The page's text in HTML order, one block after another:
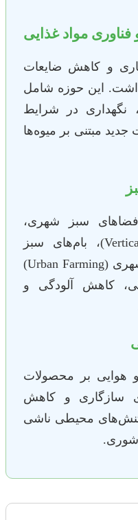
مواد غذایی
و کاهش ضایعات
این حوزه شامل
نگهداری در شرایط
مبتنی بر میوه‌ها
سبز شهری،
باغ‌های عمودی (Vertical Gardens)، بام‌های سبز
(Green Roofs) و کشاورزی شهری (Urban Farming)
کاهش آلودگی و
هوایی بر محصولات
سازگاری و کاهش
تنش‌های محیطی ناشی
شوری.